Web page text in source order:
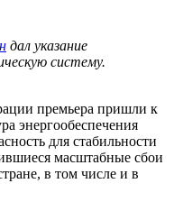
дал указание
систему.
премьера пришли к
энергообеспечения
для стабильности
масштабные сбои
в том числе и в